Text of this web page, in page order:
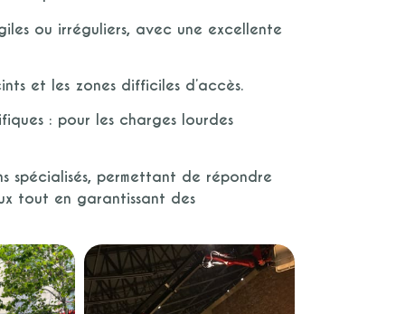
ou irréguliers, avec une excellente
et les zones difficiles d’accès.
: pour les charges lourdes
spécialisés, permettant de répondre
tout en garantissant des